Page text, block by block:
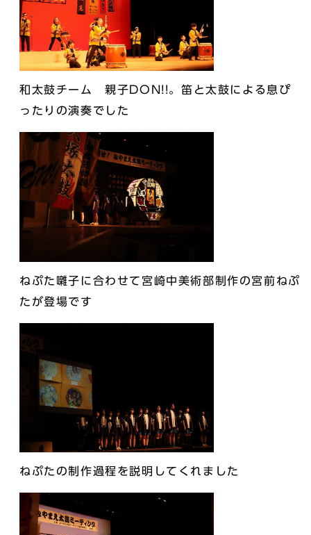
和太鼓チーム 親子DON!!。笛と太鼓による息ぴ
ったりの演奏でした
ねぷた囃子に合わせて宮崎中美術部制作の宮前ねぷ
たが登場です
ねぷたの制作過程を説明してくれました